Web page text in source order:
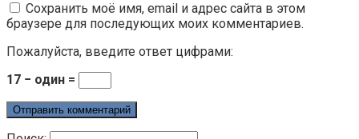
Сохранить моё имя, email и адрес сайта в этом
браузере для последующих моих комментариев.
Пожалуйста, введите ответ цифрами:
17 − один =